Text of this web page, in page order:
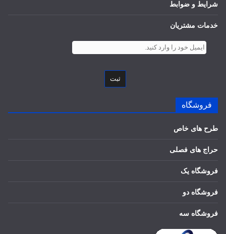
شرایط و ضوابط
خدمات مشتریان
ثبت
فروشگاه
طرح های خاص
حراج های فصلی
فروشگاه یک
فروشگاه دو
فروشگاه سه